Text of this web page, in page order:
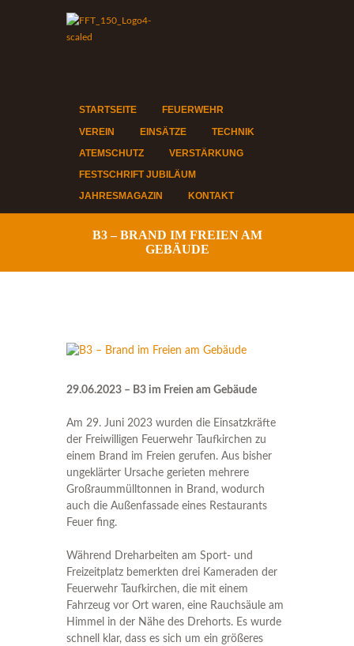
STARTSEITE
FEUERWEHR
VEREIN
EINSÄTZE
TECHNIK
ATEMSCHUTZ
VERSTÄRKUNG
FESTSCHRIFT JUBILÄUM
JAHRESMAGAZIN
KONTAKT
B3 – BRAND IM FREIEN AM
GEBÄUDE
29.06.2023 – B3 im Freien am Gebäude
Am 29. Juni 2023 wurden die Einsatzkräfte
der Freiwilligen Feuerwehr Taufkirchen zu
einem Brand im Freien gerufen. Aus bisher
ungeklärter Ursache gerieten mehrere
Großraummülltonnen in Brand, wodurch
auch die Außenfassade eines Restaurants
Feuer fing.
Während Dreharbeiten am Sport- und
Freizeitplatz bemerkten drei Kameraden der
Feuerwehr Taufkirchen, die mit einem
Fahrzeug vor Ort waren, eine Rauchsäule am
Himmel in der Nähe des Drehorts. Es wurde
schnell klar, dass es sich um ein größeres